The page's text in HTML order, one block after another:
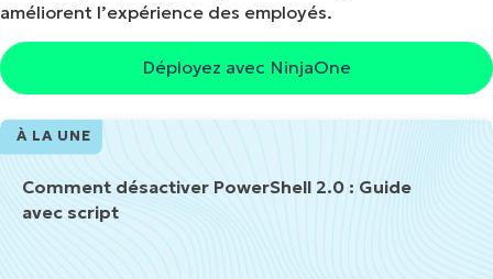
améliorent l’expérience des employés.
Déployez avec NinjaOne
Comment désactiver PowerShell 2.0 : Guide
avec script
À LA UNE